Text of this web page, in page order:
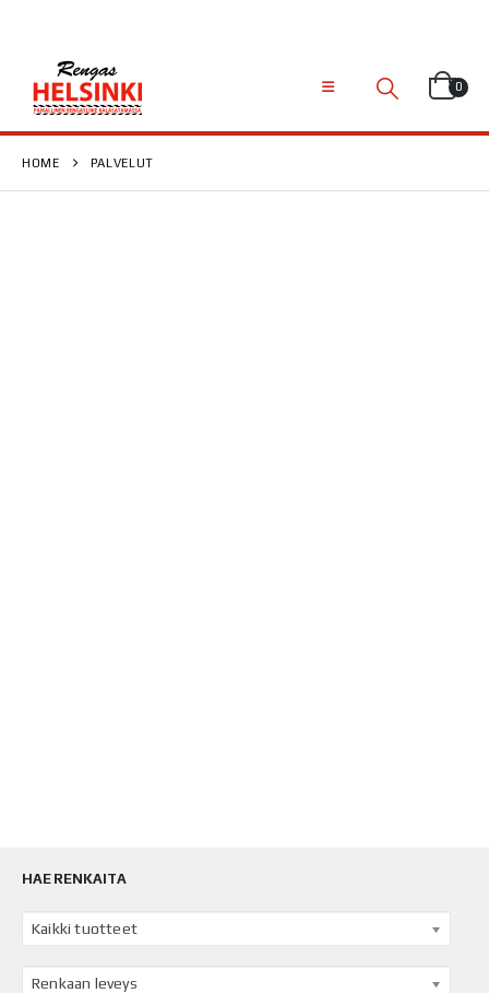
0
HOME PALVELUT
HAE RENKAITA
Kaikki tuotteet
Renkaan leveys